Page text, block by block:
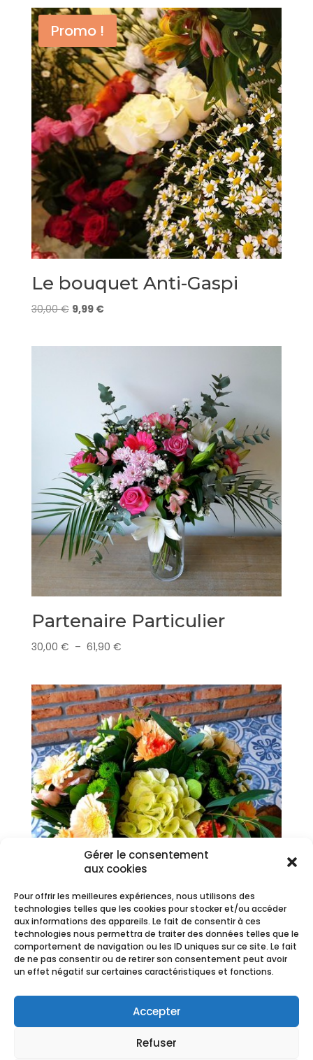
Gérer le consentement
aux cookies
Pour offrir les meilleures expériences, nous utilisons des
technologies telles que les cookies pour stocker et/ou accéder
aux informations des appareils. Le fait de consentir à ces
technologies nous permettra de traiter des données telles que le
comportement de navigation ou les ID uniques sur ce site. Le fait
de ne pas consentir ou de retirer son consentement peut avoir
un effet négatif sur certaines caractéristiques et fonctions.
Accepter
Refuser
Promo !
Le bouquet Anti-Gaspi
30,00€ Le
9,99 €Le
Partenaire Particulier
30,00 € – 61,90 €Plage
30,00 €
à
61,90 €
Bouquet Rond Champêtre
Pastel
de
40,00 €